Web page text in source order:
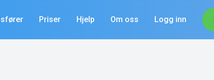
Priser Hjelp Om oss Logg inn